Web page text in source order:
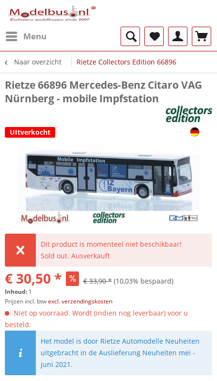
Menu
Naar overzicht Rietze Collectors Edition 66896
Rietze 66896 Mercedes-Benz Citaro VAG
Nürnberg - mobile Impfstation
UItverkocht
Dit product is momenteel niet beschikbaar!
Sold out. Ausverkauft
€ 30,50 * € 33,90 * (10,03% bespaard)
Inhoud: 1
Prijzen incl. btwexcl. verzendingskosten
Niet op voorraad. Wordt (indien nog leverbaar) voor u
besteld.
Het model is door Rietze Automodelle Neuheiten
uitgebracht in de Auslieferung Neuheiten mei -
juni 2021.